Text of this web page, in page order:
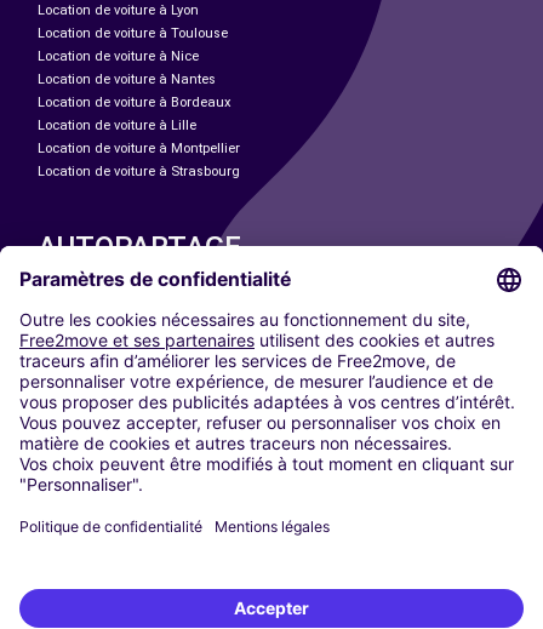
Location de voiture à Lyon
Location de voiture à Toulouse
Location de voiture à Nice
Location de voiture à Nantes
Location de voiture à Bordeaux
Location de voiture à Lille
Location de voiture à Montpellier
Location de voiture à Strasbourg
AUTOPARTAGE
Paris
Madrid
Washington DC
Milan
Rome
Turin
Vienne
Berlin
Düsseldorf